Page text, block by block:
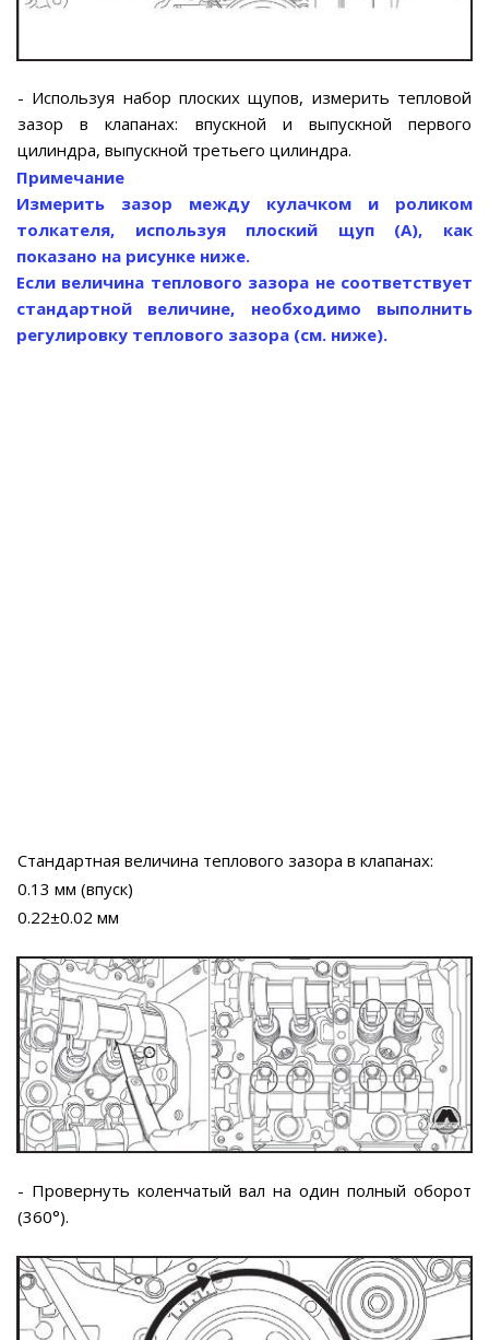
- Используя набор плоских щупов, измерить тепловой
зазор в клапанах: впускной и выпускной первого
цилиндра, выпускной третьего цилиндра.
Примечание
Измерить зазор между кулачком и роликом
толкателя, используя плоский щуп (А), как
показано на рисунке ниже.
Если величина теплового зазора не соответствует
стандартной величине, необходимо выполнить
регулировку теплового зазора (см. ниже).
Стандартная величина теплового зазора в клапанах:
0.13 мм (впуск)
0.22±0.02 мм
- Провернуть коленчатый вал на один полный оборот
(360°).